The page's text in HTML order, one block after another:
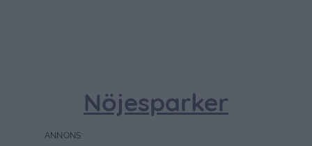
Nöjesparker